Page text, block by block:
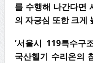
를 수행해 나간다면
의 자긍심 또한 크게
‘서울시 119특수구
국산헬기 수리온의